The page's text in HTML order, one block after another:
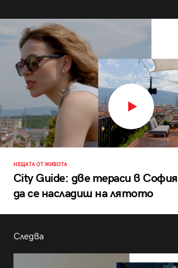
НЕЩАТА ОТ ЖИВОТА
City Guide: две тераси в
да се насладиш на лятото
Следва